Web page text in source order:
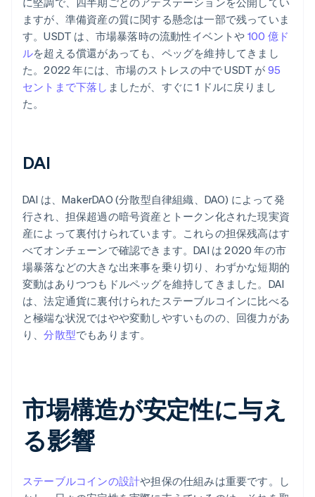
ますが、準備資産の質に関する懸念は一部で残っていま
す。USDT は、市場暴落時の流動性イベントや 100 億ド
ルを超える償還があっても、ペッグを維持してきまし
た。2022 年には、市場のストレスの中で USDT が 95
セントまで下落し ましたが、すぐに 1 ドルに戻りまし
た。
DAI
DAI は、MakerDAO (分散型自律組織、DAO) によって発
行され、担保超過の暗号資産とトークン化された現実資
産によって裏付けられています。これらの担保残高はす
べてオンチェーンで確認できます。DAI は 2020 年の市
場暴落などの大きな出来事を乗り切り、わずかな短期的
変動はありつつもドルペッグを維持してきました。DAI
は、法定通貨に裏付けられたステーブルコインに比べる
と極端な状況ではやや変動しやすいものの、回復力があ
り、分散型でもあります。
市場構造が安定性に与え
る影響
ステーブルコインの設計や担保の仕組みは重要です。し